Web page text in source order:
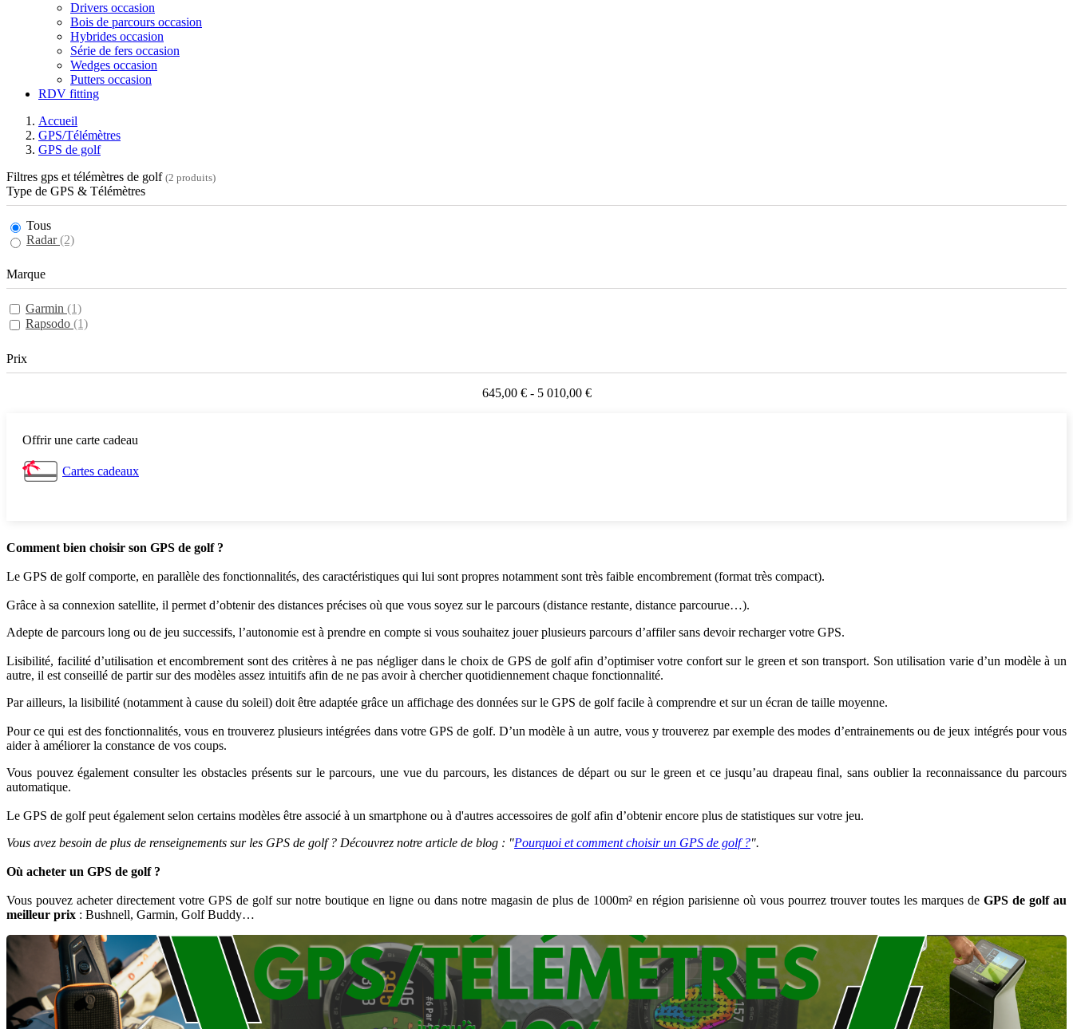
Drivers occasion
Bois de parcours occasion
Hybrides occasion
Série de fers occasion
Wedges occasion
Putters occasion
RDV fitting
Accueil
GPS/Télémètres
GPS de golf
Filtres gps et télémètres de golf (2 produits)
Type de GPS & Télémètres
Tous
Radar(2)
Marque
Garmin (1)
Rapsodo (1)
Prix
645,00 € - 5 010,00 €
Offrir une carte cadeau
Cartes cadeaux
Comment bien choisir son GPS de golf ?
Le GPS de golf comporte, en parallèle des fonctionnalités, des caractéristiques qui lui sont propres notamment sont très faible encombrement (format très compact).
Grâce à sa connexion satellite, il permet d’obtenir des distances précises où que vous soyez sur le parcours (distance restante, distance parcourue…).
Adepte de parcours long ou de jeu successifs, l’autonomie est à prendre en compte si vous souhaitez jouer plusieurs parcours d’affiler sans devoir recharger votre GPS.
Lisibilité, facilité d’utilisation et encombrement sont des critères à ne pas négliger dans le choix de GPS de golf afin d’optimiser votre confort sur le green et son transport. Son utilisation varie d’un modèle à un
autre, il est conseillé de partir sur des modèles assez intuitifs afin de ne pas avoir à chercher quotidiennement chaque fonctionnalité.
Par ailleurs, la lisibilité (notamment à cause du soleil) doit être adaptée grâce un affichage des données sur le GPS de golf facile à comprendre et sur un écran de taille moyenne.
Pour ce qui est des fonctionnalités, vous en trouverez plusieurs intégrées dans votre GPS de golf. D’un modèle à un autre, vous y trouverez par exemple des modes d’entrainements ou de jeux intégrés pour vous
aider à améliorer la constance de vos coups.
Vous pouvez également consulter les obstacles présents sur le parcours, une vue du parcours, les distances de départ ou sur le green et ce jusqu’au drapeau final, sans oublier la reconnaissance du parcours
automatique.
Le GPS de golf peut également selon certains modèles être associé à un smartphone ou à d'autres accessoires de golf afin d’obtenir encore plus de statistiques sur votre jeu.
Vous avez besoin de plus de renseignements sur les GPS de golf ? Découvrez notre article de blog : "Pourquoi et comment choisir un GPS de golf ?".
Où acheter un GPS de golf ?
Vous pouvez acheter directement votre GPS de golf sur notre boutique en ligne ou dans notre magasin de plus de 1000m² en région parisienne où vous pourrez trouver toutes les marques de GPS de golf au
meilleur prix : Bushnell, Garmin, Golf Buddy…